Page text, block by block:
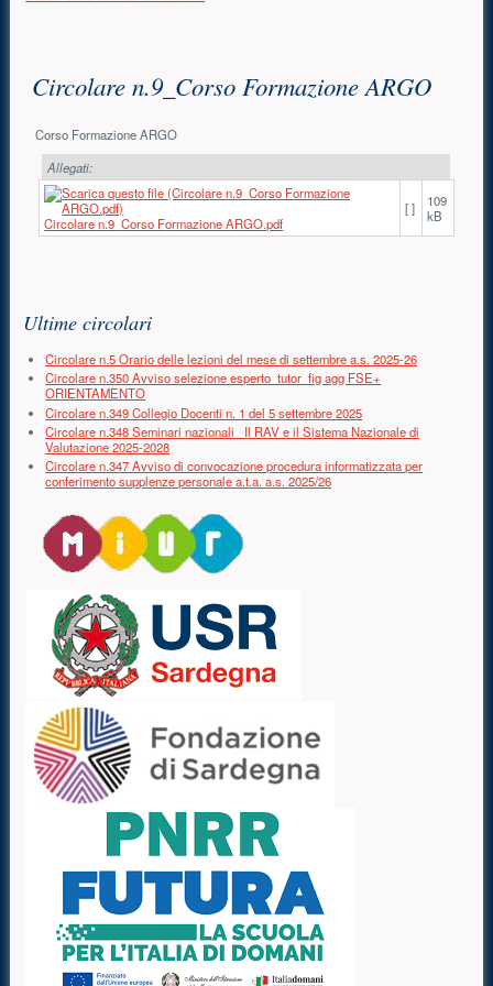
Circolare n.9_Corso Formazione ARGO
Corso Formazione ARGO
Allegati:
Circolare n.9_Corso Formazione ARGO.pdf
[ ]
109
kB
Ultime circolari
Circolare n.5 Orario delle lezioni del mese di settembre a.s. 2025-26
Circolare n.350 Avviso selezione esperto_tutor_fig agg FSE+
ORIENTAMENTO
Circolare n.349 Collegio Docenti n. 1 del 5 settembre 2025
Circolare n.348 Seminari nazionali _Il RAV e il Sistema Nazionale di
Valutazione 2025-2028
Circolare n.347 Avviso di convocazione procedura informatizzata per
conferimento supplenze personale a.t.a. a.s. 2025/26